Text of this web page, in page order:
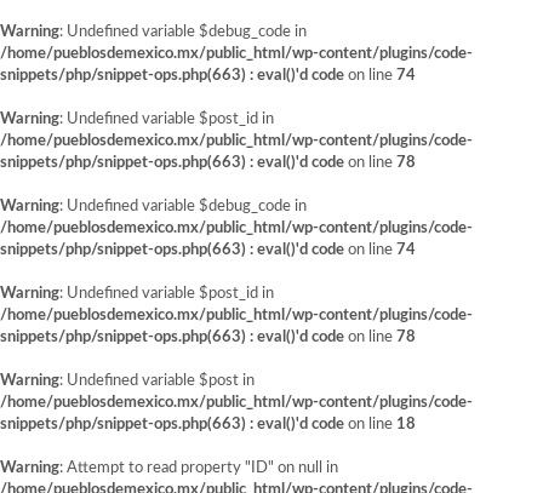
Warning: Undefined variable $debug_code in
/home/pueblosdemexico.mx/public_html/wp-content/plugins/code-
snippets/php/snippet-ops.php(663) : eval()'d code on line 74
Warning: Undefined variable $post_id in
/home/pueblosdemexico.mx/public_html/wp-content/plugins/code-
snippets/php/snippet-ops.php(663) : eval()'d code on line 78
Warning: Undefined variable $debug_code in
/home/pueblosdemexico.mx/public_html/wp-content/plugins/code-
snippets/php/snippet-ops.php(663) : eval()'d code on line 74
Warning: Undefined variable $post_id in
/home/pueblosdemexico.mx/public_html/wp-content/plugins/code-
snippets/php/snippet-ops.php(663) : eval()'d code on line 78
Warning: Undefined variable $post in
/home/pueblosdemexico.mx/public_html/wp-content/plugins/code-
snippets/php/snippet-ops.php(663) : eval()'d code on line 18
Warning: Attempt to read property "ID" on null in